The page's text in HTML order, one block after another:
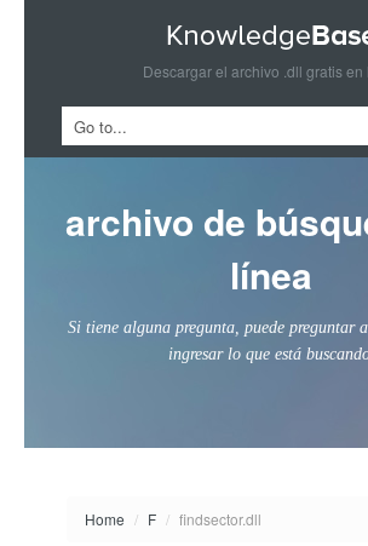
Descargar el archivo .dll gratis en
archivo de
línea
Si tiene alguna pregunta, puede preguntar
ingresar lo que está
Home / F / findsector.dll